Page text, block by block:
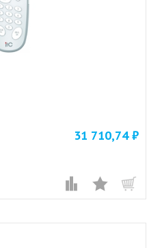
31 710,74 ₽